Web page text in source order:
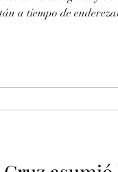
a tiempo de